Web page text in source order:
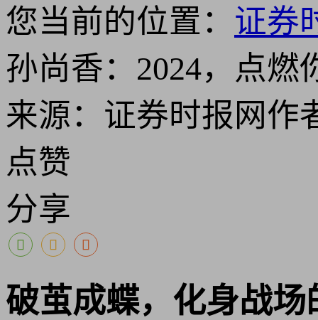
您当前的位置： 证券
孙尚香：2024，点燃
来源：证券时报网作
点赞
分享
破茧成蝶，化身战场